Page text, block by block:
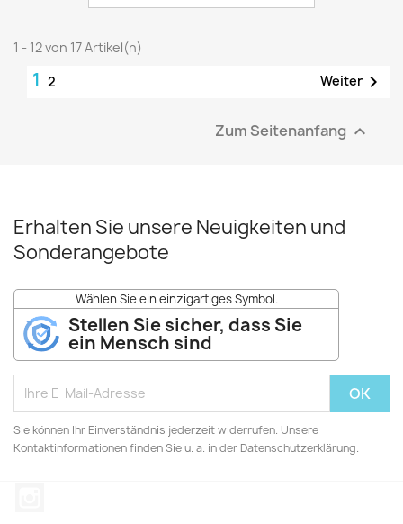
1 - 12 von 17 Artikel(n)
1 2 Weiter 
Zum Seitenanfang 
Erhalten Sie unsere Neuigkeiten und
Sonderangebote
Wählen Sie ein einzigartiges Symbol.
Stellen Sie sicher, dass Sie
ein Mensch sind
Sie können Ihr Einverständnis jederzeit widerrufen. Unsere
Kontaktinformationen finden Sie u. a. in der Datenschutzerklärung.